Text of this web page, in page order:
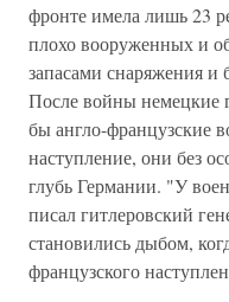
фронте имела лишь 23
плохо вооруженных и
запасами снаряжения и
После войны немецкие
бы англо-французские
наступление, они без
глубь Германии. "У
писал гитлеровский
становились дыбом,
французского